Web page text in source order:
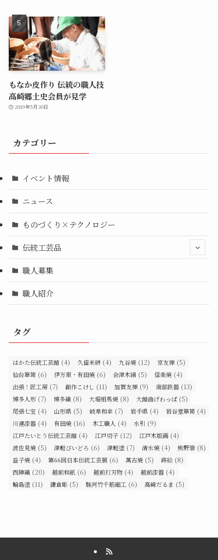
もなか皮作り 伝統の職人技
高崎郷土史会員が見学
2019年5月30日
カテゴリー
イベント情報
ニュース
ものづくり×テクノロジー
伝統工芸品
職人募集
職人紹介
タグ
はかた伝統工芸館 (4) 久留米絣 (4) 九谷焼 (12) 京友禅 (5)
仙台箪笥 (6) 伊万里・有田焼 (6) 会津木綿 (5) 信楽焼 (4)
出張！匠工房 (7) 創作こけし (11) 加賀友禅 (9) 南部鉄器 (13)
博多人形 (7) 博多織 (8) 大堀相馬焼 (8) 大館曲げわっぱ (5)
尾張七宝 (4) 山形県 (5) 岐阜和傘 (7) 岩手県 (4) 岩谷堂箪笥 (4)
川連漆器 (4) 有田焼 (16) 木工職人 (4) 水引 (9)
江戸たいとう伝統工芸館 (4) 江戸切子 (12) 江戸木版画 (4)
波佐見焼 (5) 津軽びいどろ (6) 津軽塗 (7) 清水焼 (4) 熊野筆 (8)
益子焼 (4) 第66回日本伝統工芸展 (6) 萬古焼 (5) 蒔絵 (8)
西陣織 (20) 越前和紙 (6) 越前打刃物 (4) 越前漆器 (4)
輪島塗 (11) 鎌倉彫 (5) 駿河竹千筋細工 (6) 高崎だるま (5)